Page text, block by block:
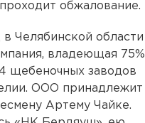
обжалование.
Челябинской области
владеющая 75%
щебеночных заводов
ООО принадлежит
Артему Чайке.